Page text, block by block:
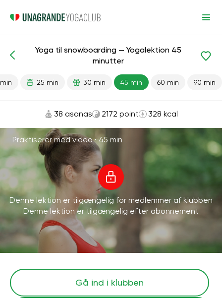
Færdiglavede lektioner Sport
Yoga til snowboarding — Yogalektion 45
minutter
25 min 30 min 45 min 60 min 90 min
38 asanas 2172 point 328 kcal
Praktiserer med video ·45 min
Denne lektion er tilgængelig for medlemmer af klubben
Denne lektion er tilgængelig efter abonnement
Gå ind i klubben